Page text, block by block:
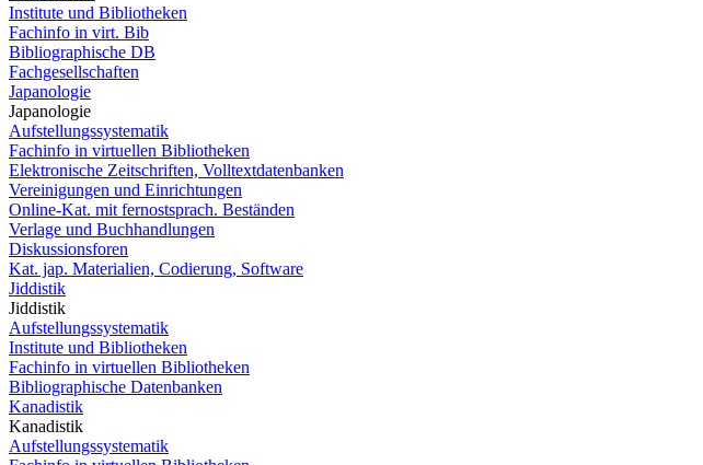
Institute und Bibliotheken
Fachinfo in virt. Bib
Bibliographische DB
Fachgesellschaften
Japanologie
Japanologie
Aufstellungssystematik
Fachinfo in virtuellen Bibliotheken
Elektronische Zeitschriften, Volltextdatenbanken
Vereinigungen und Einrichtungen
Online-Kat. mit fernostsprach. Beständen
Verlage und Buchhandlungen
Diskussionsforen
Kat. jap. Materialien, Codierung, Software
Jiddistik
Jiddistik
Aufstellungssystematik
Institute und Bibliotheken
Fachinfo in virtuellen Bibliotheken
Bibliographische Datenbanken
Kanadistik
Kanadistik
Aufstellungssystematik